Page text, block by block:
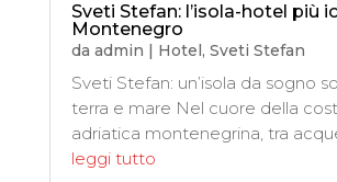
Sveti Stefan: l’isola-hotel più
Montenegro
da admin | Hotel, Sveti Stefan
Sveti Stefan: un’isola da sogno
terra e mare Nel cuore della
adriatica montenegrina, tra
leggi tutto